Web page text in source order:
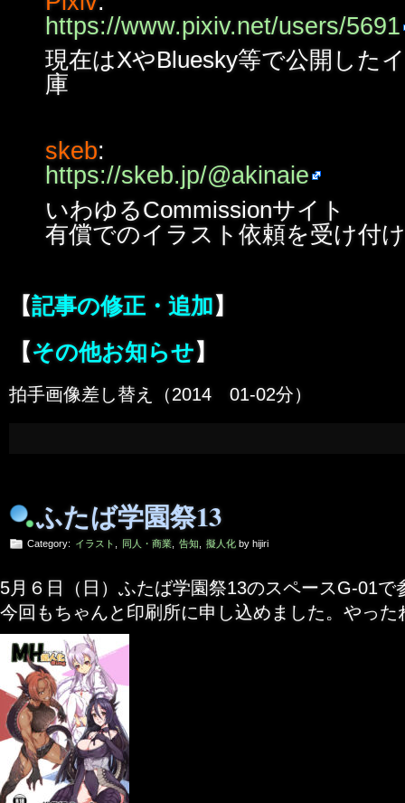
https://www.pixiv.net/users/5691
現在はXやBluesky等で公開した
庫
skeb:
https://skeb.jp/@akinaie
いわゆるCommissionサイト
有償でのイラスト依頼を受け付
【記事の修正・追加】
【その他お知らせ】
拍手画像差し替え（2014 01-02分）
ふたば学園祭13
Category: イラスト 同人・商業 告知 擬人化 by hijiri
5月６日（日）ふたば学園祭13のスペースG-01で
今回もちゃんと印刷所に申し込めました。やった